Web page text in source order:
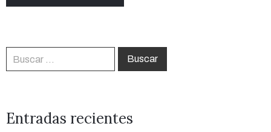
Entradas recientes